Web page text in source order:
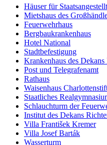
Häuser für
Mietshaus des
Feuerwehrhaus
Bergbaukrankenhaus
Hotel National
Stadtbefestigung
Krankenhaus des
Post und Telegrafenamt
Rathaus
Waisenhaus
Staatliches
Schlauchturm der
Institut des Dekans
Villa František Kremer
Villa Josef Barták
Wasserturm